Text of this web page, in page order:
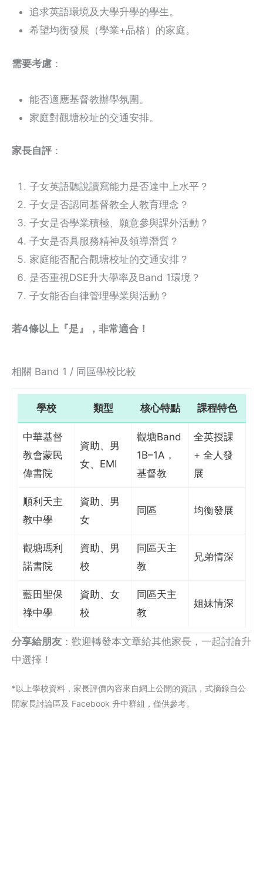
追求英語環境及大學升學的學生。
希望均衡發展（學業+品格）的家庭。
需要考慮 ：
能否適應基督教辦學氛圍。
家庭對觀塘校址的交通安排。
家長自評 ：
子女英語聽說讀寫能力是否達中上水平？
子女是否認同基督教全人教育理念？
子女是否學業積極、願意參與課外活動？
子女是否具服務精神及領導潛質？
家庭能否配合觀塘校址的交通安排？
是否重視DSE升大學率及Band 1環境？
子女能否自律管理學業與活動？
若4條以上『是』，非常適合！
相關 Band 1 / 同區學校比較
學校 類型 核心特點 課程特色
中華基督
教會蒙民
偉書院
資助、男
女、EMI
觀塘Band
1B–1A，
基督教
全英授課
+ 全人發
展
順利天主
教中學
資助、男
女
同區 均衡發展
觀塘瑪利
諾書院
資助、男
校
同區天主
教
兄弟情深
藍田聖保
祿中學
資助、女
校
同區天主
教
姐妹情深
分享給朋友 ：歡迎轉發本文章給其他家長，一起討論升
中選擇！
*以上學校資料，家長評價內容來自網上公閞的資訊，式摘錄自公
開家長討論區及 Facebook 升中群組，僅供參考。